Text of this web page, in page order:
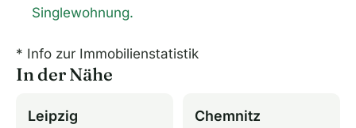
Singlewohnung.
* Info zur Immobilienstatistik
In der Nähe
Leipzig Chemnitz